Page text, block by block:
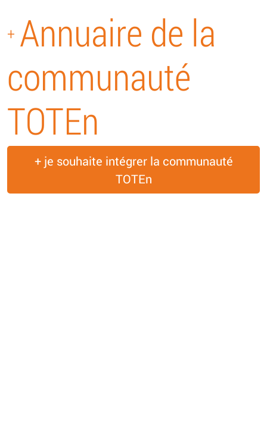
+ Annuaire de la
communauté
TOTEn
+ je souhaite intégrer la communauté
TOTEn